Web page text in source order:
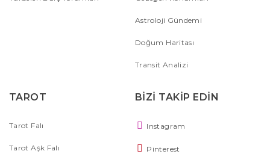
Astroloji Gündemi
Doğum Haritası
Transit Analizi
TAROT
Tarot Falı
Tarot Aşk Falı
BİZİ TAKİP EDİN
Instagram
Pinterest